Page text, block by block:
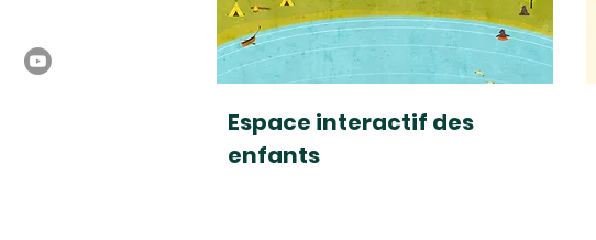
Espace interactif des
enfants